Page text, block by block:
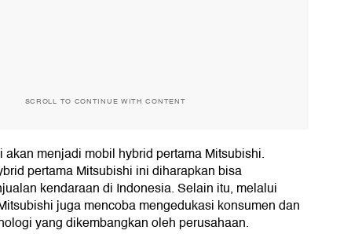
SCROLL TO CONTINUE WITH CONTENT
akan menjadi mobil hybrid pertama Mitsubishi.
pertama Mitsubishi ini diharapkan bisa
kendaraan di Indonesia. Selain itu, melalui
juga mencoba mengedukasi konsumen dan
yang dikembangkan oleh perusahaan.